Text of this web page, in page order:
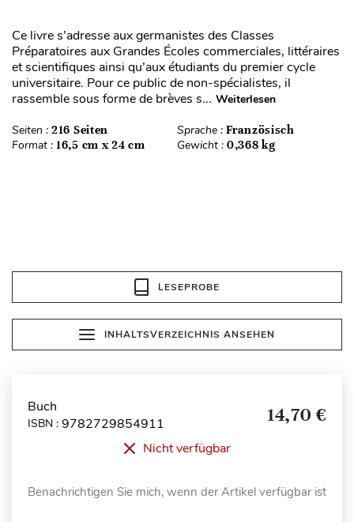
Ce livre s’adresse aux germanistes des Classes
Préparatoires aux Grandes Écoles commerciales, littéraires
et scientifiques ainsi qu’aux étudiants du premier cycle
universitaire. Pour ce public de non-spécialistes, il
rassemble sous forme de brèves s... Weiterlesen
Seiten : 216 Seiten Sprache : Französisch
Format : 16,5 cm x 24 cm Gewicht : 0,368 kg
LESEPROBE
INHALTSVERZEICHNIS ANSEHEN
Buch
ISBN : 9782729854911 14,70 €
Nicht verfügbar
Benachrichtigen Sie mich, wenn der Artikel verfügbar ist